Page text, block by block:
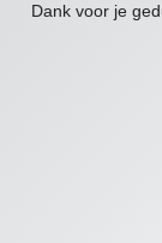
Dank voor je